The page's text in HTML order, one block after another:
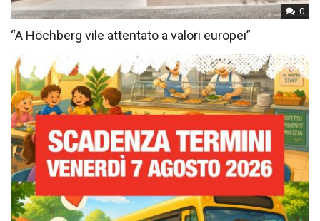
0
“A Höchberg vile attentato a valori europei”